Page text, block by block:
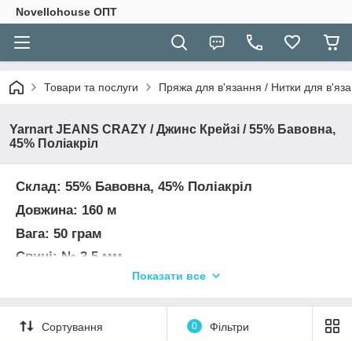
Novellohouse ОПТ
Товари та послуги Пряжа для в'язання / Нитки для
Yarnart JEANS CRAZY / Джинс Крейзі / 55% Бавовна,
45% Поліакріл
Склад: 55% Бавовна, 45% Поліакріл
Довжина: 160 м
Вага: 50 грам
Спиці: № 3,5 мм
Щільність в'язання спицями 10х10 см = 24п х
30р.
Показати все
Сортування 0 Фільтри